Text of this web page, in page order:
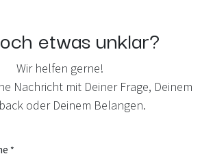
etwas unklar?
Wir helfen gerne!
Nachricht mit Deiner Frage, Deinem
oder Deinem Belangen.
*